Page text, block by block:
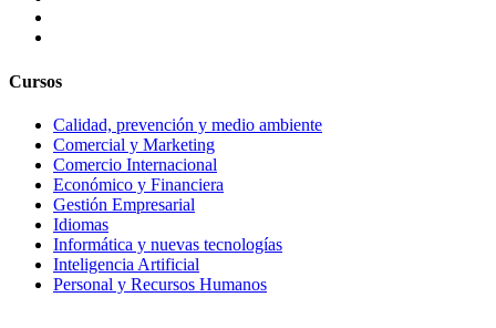
Cursos
Calidad, prevención y medio ambiente
Comercial y Marketing
Comercio Internacional
Económico y Financiera
Gestión Empresarial
Idiomas
Informática y nuevas tecnologías
Inteligencia Artificial
Personal y Recursos Humanos